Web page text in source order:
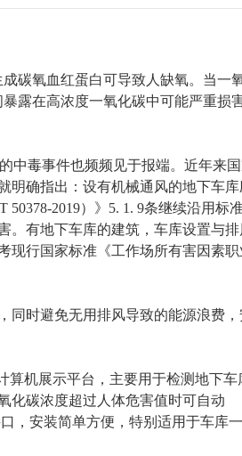
碳氧血红蛋白可导致人缺氧。 当一
暴露在高浓度一氧化碳中可能严重损
中毒事件也频频见于报端。近年来
明确指出： 设有机械通风的地下车
50378-2019） 》5. 1. 9条继续沿用标
。有地下车库的建筑，车库设置与
现行国家标准《工作场所有害因素
， 同时避免无用排风导致的能源浪费
算机展示平台 ，主要用于检测地下车
化碳浓度超过人体危害值时可自动
，安装简单方便，特别适用于车库